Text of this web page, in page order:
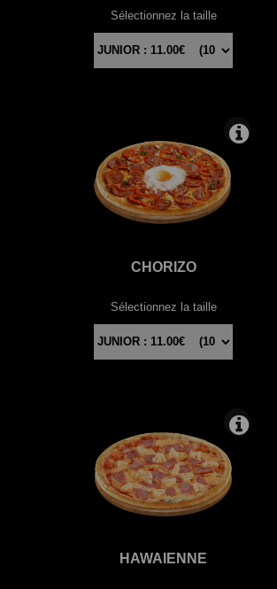
Sélectionnez la taille
CHORIZO
Sélectionnez la taille
HAWAIENNE